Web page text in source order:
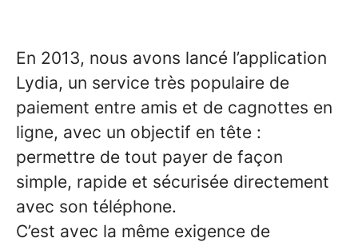
En 2013, nous avons lancé l’application
Lydia, un service très populaire de
paiement entre amis et de cagnottes en
ligne, avec un objectif en tête :
permettre de tout payer de façon
simple, rapide et sécurisée directement
avec son téléphone.
C’est avec la même exigence de